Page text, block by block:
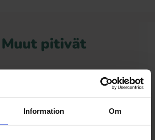
Information Om
Muut pitivät
-37%